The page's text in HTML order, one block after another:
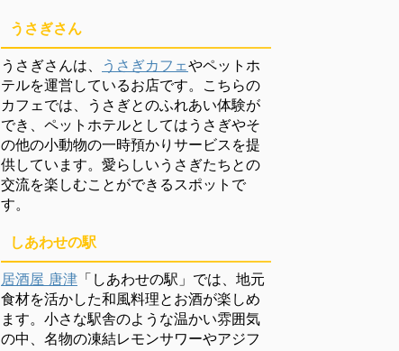
うさぎさん
うさぎさんは、 うさぎカフェやペットホ
テルを運営しているお店です。こちらの
カフェでは、うさぎとのふれあい体験が
でき、ペットホテルとしてはうさぎやそ
の他の小動物の一時預かりサービスを提
供しています。愛らしいうさぎたちとの
交流を楽しむことができるスポットで
す。
しあわせの駅
居酒屋 唐津 「しあわせの駅」では、地元
食材を活かした和風料理とお酒が楽しめ
ます。小さな駅舎のような温かい雰囲気
の中、名物の凍結レモンサワーやアジフ